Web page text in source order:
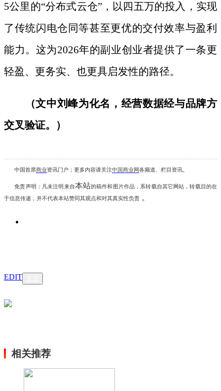
5公里的“分布式云仓”，以四五万的投入，实现
了传统闪电仓同等甚至更优的交付效率与盈利
能力。这为2026年的副业创业者提供了一条更
轻盈、更务实、也更具启发性的路径。
（文中刘峰为化名，经营数据经与品牌方
交叉验证。）
中国首席商业资讯门户；更多内容请关注中国商业网各频道、栏目资讯。
免责声明：凡未注明 来自本站的稿件和图片作品，系转载自其它网站，转载目的在
于信息传递，并不代表本站赞同其观点和对其真实性负责 。
EDIT
相关推荐